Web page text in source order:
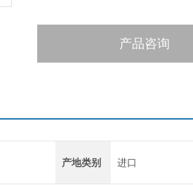
产品咨询
产地类别 进口